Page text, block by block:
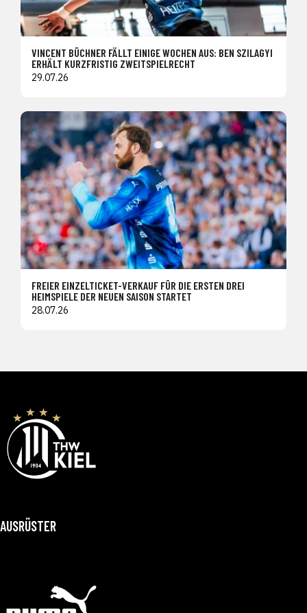
VINCENT BÜCHNER FÄLLT EINIGE WOCHEN AUS: BEN SZILAGYI
ERHÄLT KURZFRISTIG ZWEITSPIELRECHT
29.07.26
FREIER EINZELTICKET-VERKAUF FÜR DIE ERSTEN DREI
HEIMSPIELE DER NEUEN SAISON STARTET
28.07.26
AUSRÜSTER